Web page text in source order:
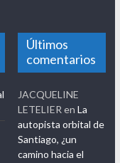
Últimos
comentarios
JACQUELINE
LETELIER enLa
autopista orbital de
Santiago, ¿un
camino hacia el